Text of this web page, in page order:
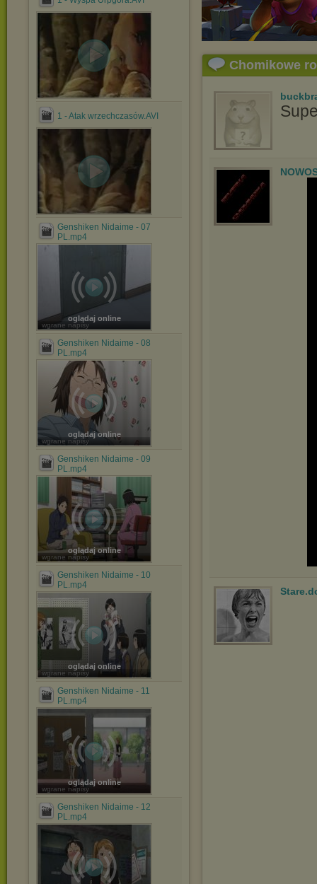
1 - Atak wrzechczasów.AVI
Genshiken Nidaime - 07
PL.mp4
oglądaj online
wgrane napisy
Genshiken Nidaime - 08
PL.mp4
oglądaj online
wgrane napisy
Genshiken Nidaime - 09
PL.mp4
oglądaj online
wgrane napisy
Genshiken Nidaime - 10
PL.mp4
oglądaj online
wgrane napisy
Genshiken Nidaime - 11
PL.mp4
oglądaj online
wgrane napisy
Genshiken Nidaime - 12
PL.mp4
Chomikowe